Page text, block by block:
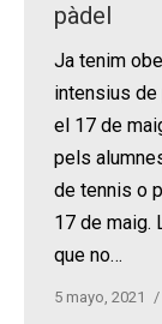
pàdel
Ja tenim
intensius de
el 17 de
pels
de tennis o
17 de maig.
que no…
5 mayo, 2021